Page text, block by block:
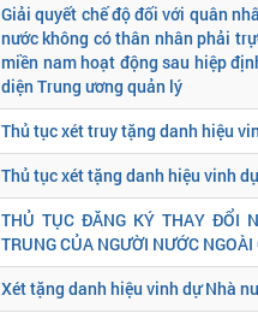
Giải quyết chế độ đối với quân
nước không có thân nhân phải
miền nam hoạt động sau hiệp
diện Trung ương quản lý
Thủ tục xét truy tặng danh hiệu
Thủ tục xét tặng danh hiệu vinh
THỦ TỤC ĐĂNG KÝ THAY ĐỔI
TRUNG CỦA NGƯỜI NƯỚC
Xét tặng danh hiệu vinh dự Nhà